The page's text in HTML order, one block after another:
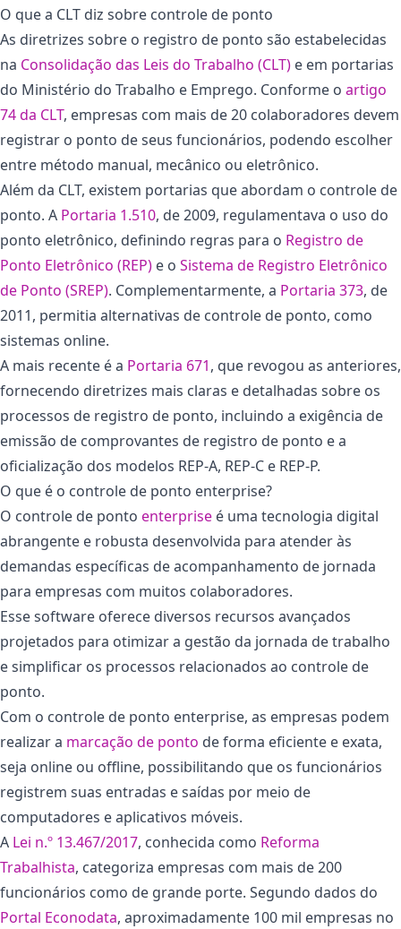
O que a CLT diz sobre controle de ponto
As diretrizes sobre o registro de ponto são estabelecidas
na Consolidação das Leis do Trabalho (CLT) e em portarias
do Ministério do Trabalho e Emprego. Conforme o artigo
74 da CLT, empresas com mais de 20 colaboradores devem
registrar o ponto de seus funcionários, podendo escolher
entre método manual, mecânico ou eletrônico.
Além da CLT, existem portarias que abordam o controle de
ponto. A Portaria 1.510, de 2009, regulamentava o uso do
ponto eletrônico, definindo regras para o Registro de
Ponto Eletrônico (REP) e o Sistema de Registro Eletrônico
de Ponto (SREP). Complementarmente, a Portaria 373, de
2011, permitia alternativas de controle de ponto, como
sistemas online.
A mais recente é a Portaria 671, que revogou as anteriores,
fornecendo diretrizes mais claras e detalhadas sobre os
processos de registro de ponto, incluindo a exigência de
emissão de comprovantes de registro de ponto e a
oficialização dos modelos REP-A, REP-C e REP-P.
O que é o controle de ponto enterprise?
O controle de ponto enterprise é uma tecnologia digital
abrangente e robusta desenvolvida para atender às
demandas específicas de acompanhamento de jornada
para empresas com muitos colaboradores.
Esse software oferece diversos recursos avançados
projetados para otimizar a gestão da jornada de trabalho
e simplificar os processos relacionados ao controle de
ponto.
Com o controle de ponto enterprise, as empresas podem
realizar a marcação de ponto de forma eficiente e exata,
seja online ou offline, possibilitando que os funcionários
registrem suas entradas e saídas por meio de
computadores e aplicativos móveis.
A Lei n.º 13.467/2017, conhecida como Reforma
Trabalhista, categoriza empresas com mais de 200
funcionários como de grande porte. Segundo dados do
Portal Econodata, aproximadamente 100 mil empresas no